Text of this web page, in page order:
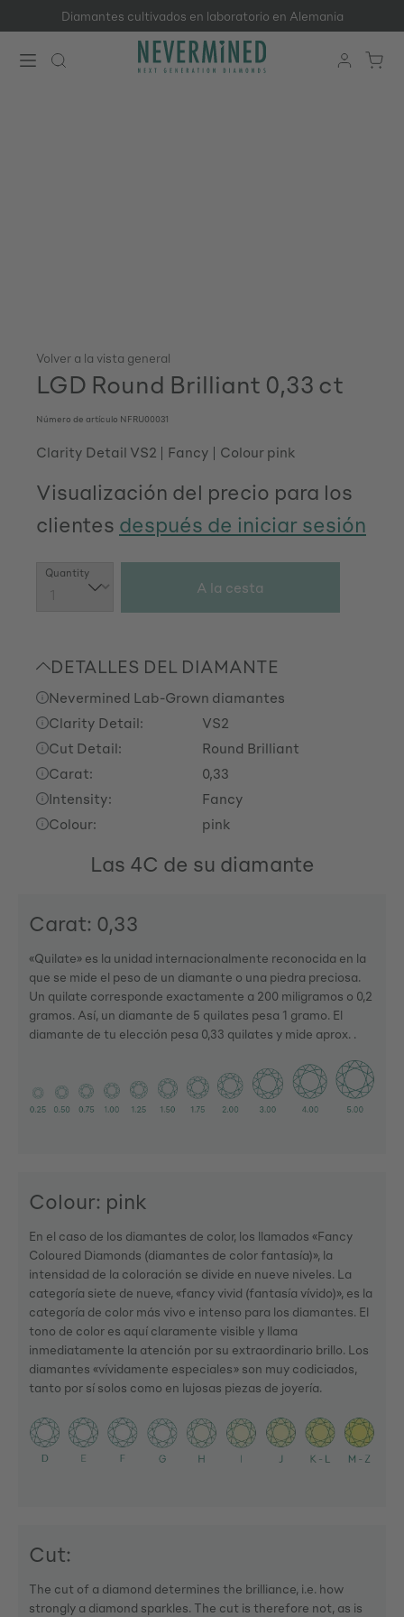
Saltar al contenido principal
Diamantes cultivados en laboratorio en Alemania
Volver a la vista general
LGD Round Brilliant 0,33 ct
Número de artículo NFRU00031
Clarity Detail VS2 Fancy Colour pink
Visualización del precio para los
clientes después de iniciar sesión
Cantidad del producto: introduce la
Quantity
A la cesta
DETALLES DEL DIAMANTE
Nevermined Lab-Grown diamantes
Clarity Detail:
VS2
Cut Detail:
Round Brilliant
Carat:
0,33
Intensity:
Fancy
Colour:
pink
Las 4C de su diamante
Carat: 0,33
«Quilate» es la unidad internacionalmente reconocida en la
que se mide el peso de un diamante o una piedra preciosa.
Un quilate corresponde exactamente a 200 miligramos o 0,2
gramos. Así, un diamante de 5 quilates pesa 1 gramo. El
diamante de tu elección pesa 0,33 quilates y mide aprox. .
Colour: pink
En el caso de los diamantes de color, los llamados «Fancy
Coloured Diamonds (diamantes de color fantasía)», la
intensidad de la coloración se divide en nueve niveles. La
categoría siete de nueve, «fancy vivid (fantasía vívido)», es la
categoría de color más vivo e intenso para los diamantes. El
tono de color es aquí claramente visible y llama
inmediatamente la atención por su extraordinario brillo. Los
diamantes «vívidamente especiales» son muy codiciados,
tanto por sí solos como en lujosas piezas de joyería.
Cut:
The cut of a diamond determines the brilliance, i.e. how
strongly a diamond sparkles. The cut is therefore not, as is